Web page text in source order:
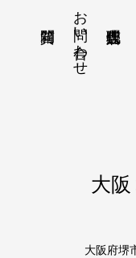
お問い合わせ
大阪
大阪府堺